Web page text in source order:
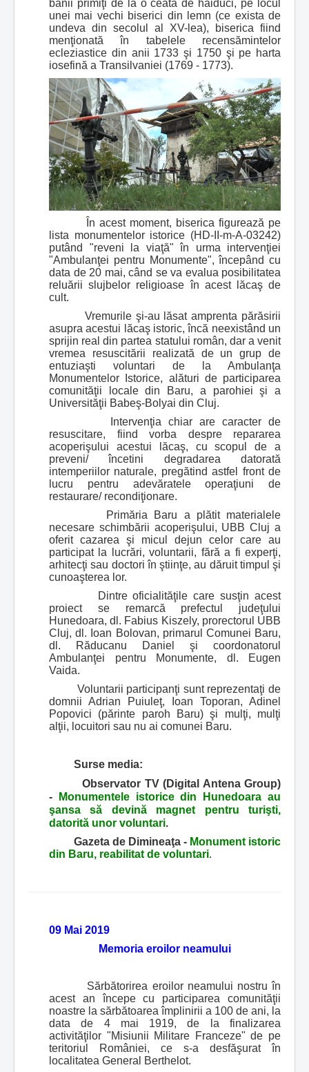
banii primiţi de la o ceată de haiduci, pe locul
unei mai vechi biserici din lemn (ce exista de
undeva din secolul al XV-lea), biserica fiind
menţionată în tabelele recensămintelor
ecleziastice din anii 1733 şi 1750 şi pe harta
iosefină a Transilvaniei (1769 - 1773).
În acest moment, biserica figurează pe
lista monumentelor istorice (HD-II-m-A-03242)
putând "reveni la viaţă" în urma intervenţiei
"Ambulanţei pentru Monumente", începând cu
data de 20 mai, când se va evalua posibilitatea
reluării slujbelor religioase în acest lăcaş de
cult.
Vremurile şi-au lăsat amprenta părăsirii
asupra acestui lăcaş istoric, încă neexistând un
sprijin real din partea statului român, dar a venit
vremea resuscitării realizată de un grup de
entuziaşti voluntari de la Ambulanţa
Monumentelor Istorice, alături de participarea
comunităţii locale din Baru, a parohiei şi a
Universităţii Babeş-Bolyai din Cluj.
Intervenţia chiar are caracter de
resuscitare, fiind vorba despre repararea
acoperişului acestui lăcaş, cu scopul de a
preveni/ încetini degradarea datorată
intemperiilor naturale, pregătind astfel front de
lucru pentru adevăratele operaţiuni de
restaurare/ recondiţionare.
Primăria Baru a plătit materialele
necesare schimbării acoperişului, UBB Cluj a
oferit cazarea şi micul dejun celor care au
participat la lucrări, voluntarii, fără a fi experţi,
arhitecţi sau doctori în ştiinţe, au dăruit timpul şi
cunoaşterea lor.
Dintre oficialităţile care susţin acest
proiect se remarcă prefectul judeţului
Hunedoara, dl. Fabius Kiszely, prorectorul UBB
Cluj, dl. Ioan Bolovan, primarul Comunei Baru,
dl. Răducanu Daniel şi coordonatorul
Ambulanţei pentru Monumente, dl. Eugen
Vaida.
Voluntarii participanţi sunt reprezentaţi de
domnii Adrian Puiuleţ, Ioan Toporan, Adinel
Popovici (părinte paroh Baru) şi mulţi, mulţi
alţii, locuitori sau nu ai comunei Baru.
Surse media:
Observator TV (Digital Antena Group)
-
Monumentele istorice din Hunedoara au
şansa să devină magnet pentru turişti,
datorită unor voluntari.
Gazeta de Dimineaţa - Monument istoric
din Baru, reabilitat de voluntari.
09 Mai 2019
Memoria eroilor neamului
Sărbătorirea eroilor neamului nostru în
acest an începe cu participarea comunităţii
noastre la sărbătoarea împlinirii a 100 de ani, la
data de 4 mai 1919, de la finalizarea
activităţilor "Misiunii Militare Franceze" de pe
teritoriul României, ce s-a desfăşurat în
localitatea General Berthelot.